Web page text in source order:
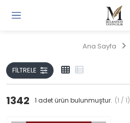
Ana Sayfa
FILTRELE
1342 1 adet ürün bulunmuştur. (1 / 1)